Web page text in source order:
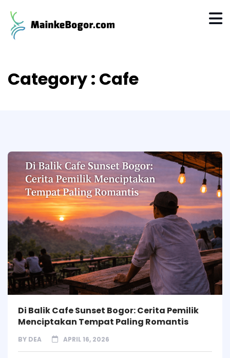
Category : Cafe
Di Balik Cafe Sunset Bogor: Cerita Pemilik
Menciptakan Tempat Paling Romantis
BY DEA APRIL 16, 2026